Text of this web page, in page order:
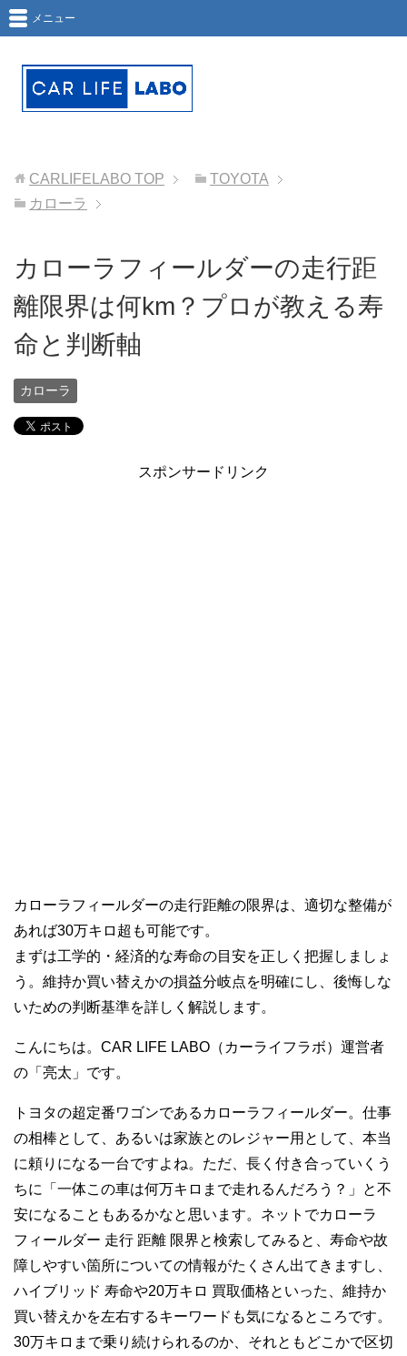
メニュー
CARLIFELABO TOP
TOYOTA
カローラ
カローラフィールダーの走行距
離限界は何km？プロが教える寿
命と判断軸
カローラ
スポンサードリンク
カローラフィールダーの走行距離の限界は、適切な整備が
あれば30万キロ超も可能です。
まずは工学的・経済的な寿命の目安を正しく把握しましょ
う。維持か買い替えかの損益分岐点を明確にし、後悔しな
いための判断基準を詳しく解説します。
こんにちは。CAR LIFE LABO（カーライフラボ）運営者
の「亮太」です。
トヨタの超定番ワゴンであるカローラフィールダー。仕事
の相棒として、あるいは家族とのレジャー用として、本当
に頼りになる一台ですよね。ただ、長く付き合っていくう
ちに「一体この車は何万キロまで走れるんだろう？」と不
安になることもあるかなと思います。ネットでカローラ
フィールダー 走行 距離 限界と検索してみると、寿命や故
障しやすい箇所についての情報がたくさん出てきますし、
ハイブリッド 寿命や20万キロ 買取価格といった、維持か
買い替えかを左右するキーワードも気になるところです。
30万キロまで乗り続けられるのか、それともどこかで区切